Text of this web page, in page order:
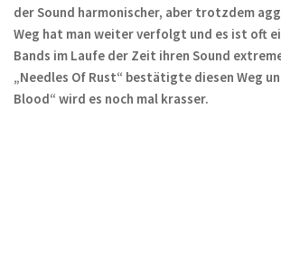
der Sound harmonischer, aber trotzdem
Weg hat man weiter verfolgt und es ist oft
Bands im Laufe der Zeit ihren Sound
„Needles Of Rust“ bestätigte diesen Weg
Blood“ wird es noch mal krasser.